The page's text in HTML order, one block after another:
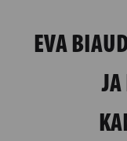
EVA
JA